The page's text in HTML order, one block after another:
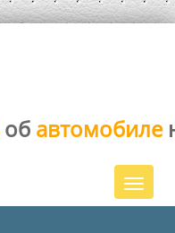
об автомобиле